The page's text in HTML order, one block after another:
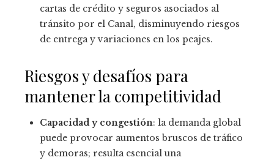
cartas de crédito y seguros asociados al
tránsito por el Canal, disminuyendo riesgos
de entrega y variaciones en los peajes.
Riesgos y desafíos para
mantener la competitividad
Capacidad y congestión: la demanda global
puede provocar aumentos bruscos de tráfico
y demoras; resulta esencial una